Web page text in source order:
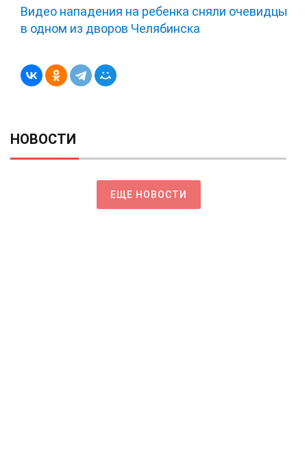
Видео нападения на ребенка сняли очевидцы
в одном из дворов Челябинска
НОВОСТИ
ЕЩЕ НОВОСТИ